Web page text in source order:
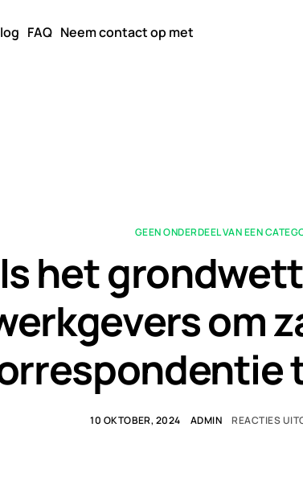
FAQ Neem contact op met
GEEN ONDERDEEL VAN EEN
Is het
om
10 OKTOBER, 2024 ADMIN REACTIES